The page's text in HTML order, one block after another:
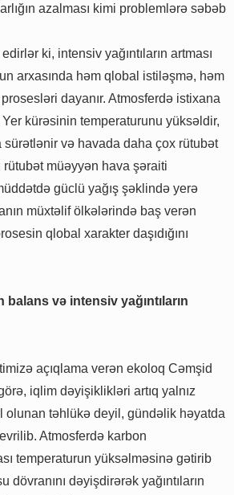
azalması kimi problemlərə səbəb
ki, intensiv yağıntıların artması
arxasında həm qlobal istiləşmə, həm
dayanır. Atmosferdə istixana
Yer kürəsinin temperaturunu yüksəldir,
və havada daha çox rütubət
rütubət müəyyən hava şəraiti
güclü yağış şəklində yerə
müxtəlif ölkələrində baş verən
qlobal xarakter daşıdığını
və intensiv yağıntıların
açıqlama verən ekoloq Cəmşid
iqlim dəyişiklikləri artıq yalnız
olunan təhlükə deyil, gündəlik həyatda
Atmosferdə karbon
temperaturun yüksəlməsinə gətirib
dövranını dəyişdirərək yağıntıların